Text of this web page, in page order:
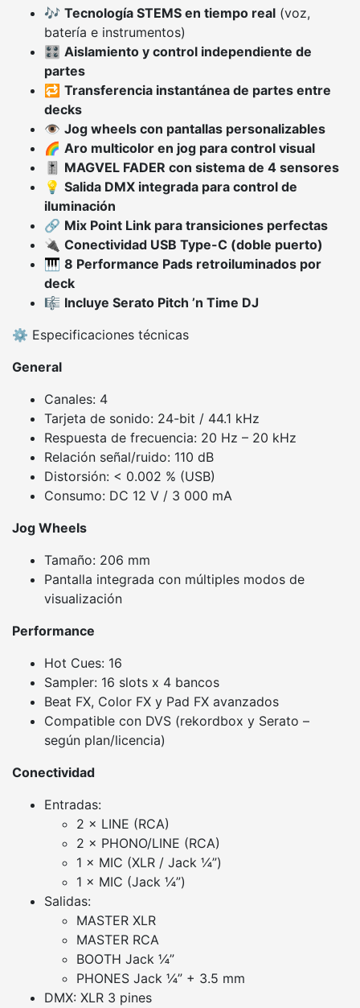
🎶 Tecnología STEMS en tiempo real (voz,
batería e instrumentos)
🎛️ Aislamiento y control independiente de
partes
🔁 Transferencia instantánea de partes entre
decks
👁️ Jog wheels con pantallas personalizables
🌈 Aro multicolor en jog para control visual
🎚️ MAGVEL FADER con sistema de 4 sensores
💡 Salida DMX integrada para control de
iluminación
🔗 Mix Point Link para transiciones perfectas
🔌 Conectividad USB Type-C (doble puerto)
🎹 8 Performance Pads retroiluminados por
deck
🎼 Incluye Serato Pitch ’n Time DJ
⚙️ Especificaciones técnicas
General
Canales: 4
Tarjeta de sonido: 24-bit / 44.1 kHz
Respuesta de frecuencia: 20 Hz – 20 kHz
Relación señal/ruido: 110 dB
Distorsión: < 0.002 % (USB)
Consumo: DC 12 V / 3 000 mA
Jog Wheels
Tamaño: 206 mm
Pantalla integrada con múltiples modos de
visualización
Performance
Hot Cues: 16
Sampler: 16 slots x 4 bancos
Beat FX, Color FX y Pad FX avanzados
Compatible con DVS (rekordbox y Serato –
según plan/licencia)
Conectividad
Entradas:
2 × LINE (RCA)
2 × PHONO/LINE (RCA)
1 × MIC (XLR / Jack ¼”)
1 × MIC (Jack ¼”)
Salidas:
MASTER XLR
MASTER RCA
BOOTH Jack ¼”
PHONES Jack ¼” + 3.5 mm
DMX: XLR 3 pines